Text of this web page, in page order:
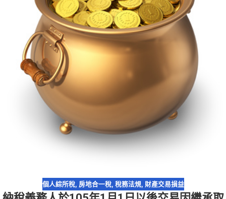
個人綜所稅, 房地合一稅, 稅務法規, 財產交易損益